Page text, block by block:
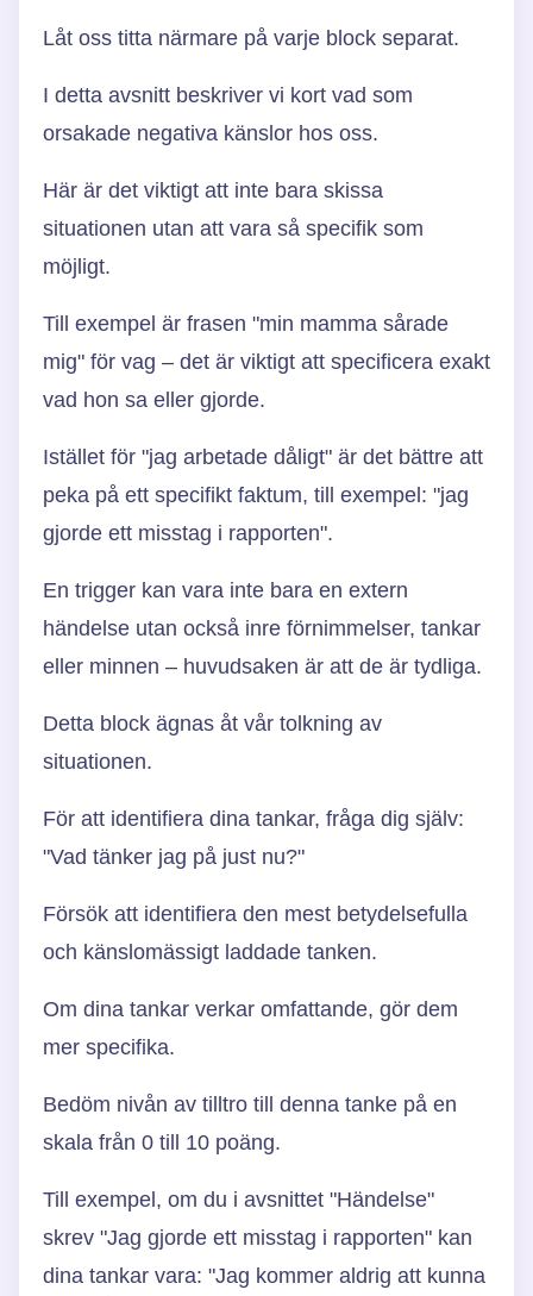
Låt oss titta närmare på varje block separat.
I detta avsnitt beskriver vi kort vad som
orsakade negativa känslor hos oss.
Här är det viktigt att inte bara skissa
situationen utan att vara så specifik som
möjligt.
Till exempel är frasen "min mamma sårade
mig" för vag – det är viktigt att specificera exakt
vad hon sa eller gjorde.
Istället för "jag arbetade dåligt" är det bättre att
peka på ett specifikt faktum, till exempel: "jag
gjorde ett misstag i rapporten".
En trigger kan vara inte bara en extern
händelse utan också inre förnimmelser, tankar
eller minnen – huvudsaken är att de är tydliga.
Detta block ägnas åt vår tolkning av
situationen.
För att identifiera dina tankar, fråga dig själv:
"Vad tänker jag på just nu?"
Försök att identifiera den mest betydelsefulla
och känslomässigt laddade tanken.
Om dina tankar verkar omfattande, gör dem
mer specifika.
Bedöm nivån av tilltro till denna tanke på en
skala från 0 till 10 poäng.
Till exempel, om du i avsnittet "Händelse"
skrev "Jag gjorde ett misstag i rapporten" kan
dina tankar vara: "Jag kommer aldrig att kunna